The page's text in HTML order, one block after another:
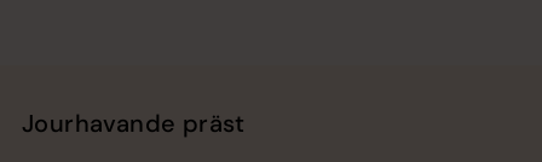
Jourhavande präst